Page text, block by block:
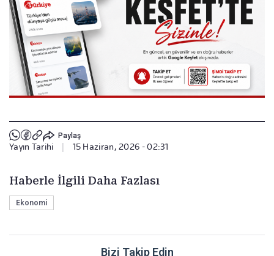
Paylaş
Yayın Tarihi 15 Haziran, 2026 - 02:31
Haberle İlgili Daha Fazlası
Ekonomi
Bizi Takip Edin